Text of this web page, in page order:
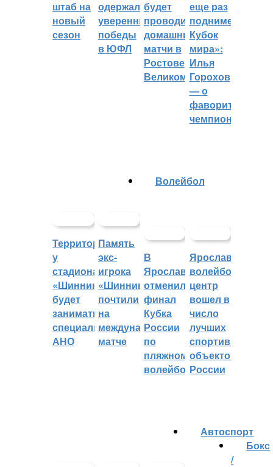
штаб на
новый
сезон
одержали
уверенные
победы
в ЮФЛ
будет
проводить
домашние
матчи в
Ростове
Великом
еще раз
поднимет
Кубок
мира»:
Илья
Горохов
— о
фаворитах
чемпионата
Территорией
у
стадиона
«Шинник»
будет
заниматься
специальное
АНО
Память
экс-
игрока
«Шинника»
почтили
на
международном
матче
Волейбол
В
Ярославле
отменили
финал
Кубка
России
по
пляжному
волейболу
Ярославский
волейбольный
центр
вошел в
число
лучших
спортивных
объектов
России
Автоспорт
Бокс
/